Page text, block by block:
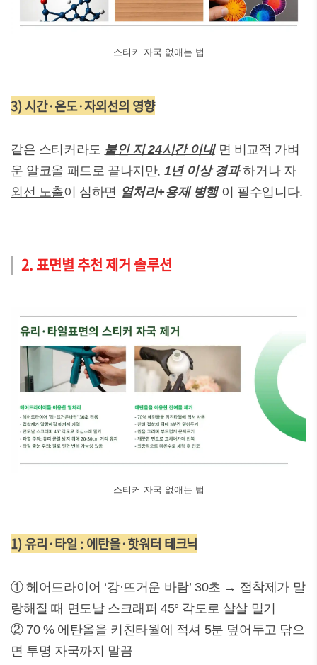
스티커 자국 없애는 법
3) 시간·온도·자외선의 영향
같은 스티커라도 붙인 지 24시간 이내 면 비교적 가벼
운 알코올 패드로 끝나지만, 1년 이상 경과 하거나 자
외선 노출이 심하면 열처리+용제 병행 이 필수입니다.
2. 표면별 추천 제거 솔루션
스티커 자국 없애는 법
1) 유리·타일 : 에탄올·핫워터 테크닉
① 헤어드라이어 ‘강·뜨거운 바람’ 30초 → 접착제가 말
랑해질 때 면도날 스크래퍼 45° 각도로 살살 밀기
② 70 % 에탄올을 키친타월에 적셔 5분 덮어두고 닦으
면 투명 자국까지 말끔